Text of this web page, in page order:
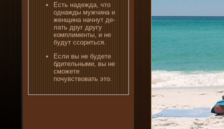
Есть наде­жда, что
однажды мужчина и
женщина начнут де­
лать друг другу
комплименты, и не
будут ссориться.
Если вы не буде­те
бдительными, вы не
сможете
почувствовать это.